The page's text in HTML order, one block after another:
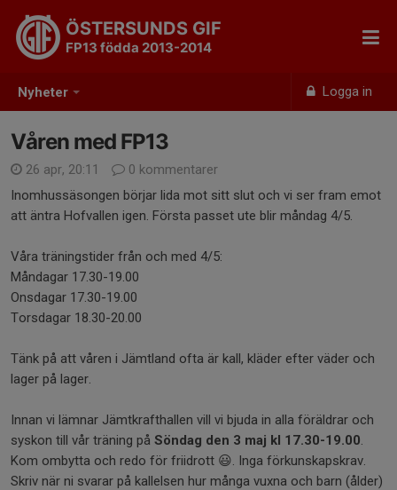
Nyheter Logga in
ÖSTERSUNDS GIF
FP13 födda 2013-2014
Våren med FP13
26 apr, 20:11
0 kommentarer
Inomhussäsongen börjar lida mot sitt slut och vi ser fram emot
att äntra Hofvallen igen. Första passet ute blir måndag 4/5.
Våra träningstider från och med 4/5:
Måndagar 17.30-19.00
Onsdagar 17.30-19.00
Torsdagar 18.30-20.00
Tänk på att våren i Jämtland ofta är kall, kläder efter väder och
lager på lager.
Innan vi lämnar Jämtkrafthallen vill vi bjuda in alla föräldrar och
syskon till vår träning på Söndag den 3 maj kl 17.30-19.00.
Kom ombytta och redo för friidrott 😃. Inga förkunskapskrav.
Skriv när ni svarar på kallelsen hur många vuxna och barn (ålder)